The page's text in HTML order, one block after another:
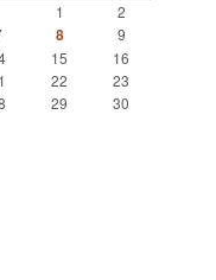
1
2
8
9
15
16
22
23
29
30